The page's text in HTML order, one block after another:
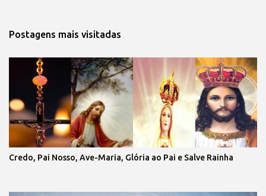
Postagens mais visitadas
Credo, Pai Nosso, Ave-Maria, Glória ao Pai e Salve Rainha